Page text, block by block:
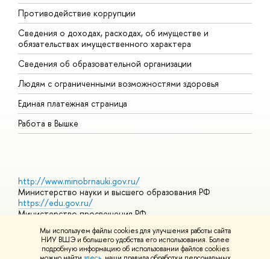
Мы используем файлы cookies для улучшения работы сайта
НИУ ВШЭ и большего удобства его использования. Более
подробную информацию об использовании файлов cookies
Противодействие коррупции
Сведения о доходах, расходах, об имуществе и
обязательствах имущественного характера
Сведения об образовательной организации
Людям с ограниченными возможностями здоровья
Единая платежная страница
Работа в Вышке
http://www.minobrnauki.gov.ru/
Министерство науки и высшего образования РФ
https://edu.gov.ru/
Министерство просвещения РФ
https://elearning.hse.ru/mooc
Массовые открытые онлайн-курсы